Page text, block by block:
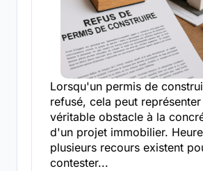
Lorsqu'un permis de
refusé, cela peut
véritable obstacle à la
d'un projet immobilier.
plusieurs recours existent
contester...